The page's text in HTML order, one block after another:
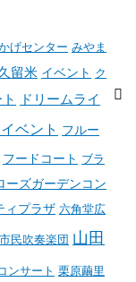
げセンター みやま
留米 イベント ク
ドリームライ
ベント フルー
フードコート ブラ
ーズガーデンコン
ィプラザ 六角堂広
民吹奏楽団 山田
ンサート 栗原繭里